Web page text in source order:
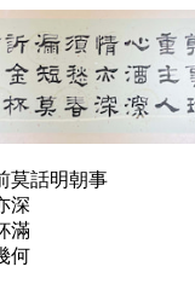
莫話明朝事
深
滿
何